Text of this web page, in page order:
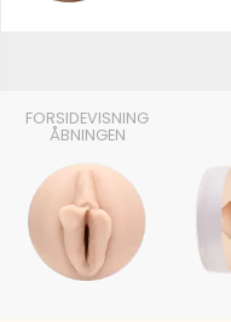
FORSIDEVISNING
ÅBNINGEN